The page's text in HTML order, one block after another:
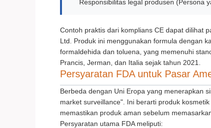
Responsibilitas legal produsen (Persona
Contoh praktis dari komplians CE dapat dilihat
Ltd. Produk ini menggunakan formula dengan
formaldehida dan toluena, yang memenuhi
Prancis, Jerman, dan Italia sejak tahun 2021.
Persyaratan FDA untuk Pasar
Berbeda dengan Uni Eropa yang menerapkan
market surveillance". Ini berarti produk
memastikan produk aman sebelum
Persyaratan utama FDA meliputi: